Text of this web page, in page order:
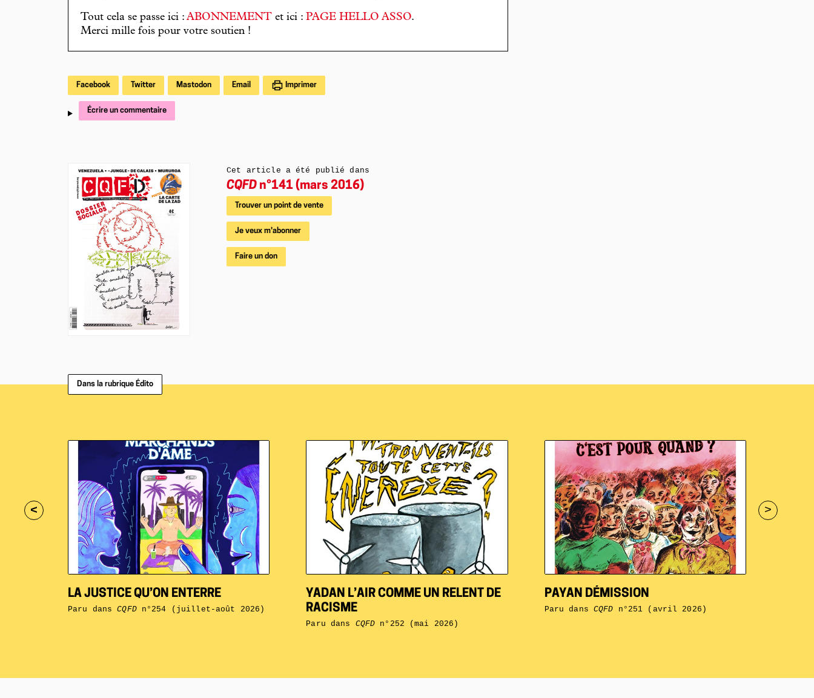
Tout cela se passe ici : ABONNEMENT et ici : PAGE HELLO ASSO.
Merci mille fois pour votre soutien !
Facebook Twitter Mastodon Email Imprimer
Écrire un commentaire
Cet article a été publié dans
CQFD n°141 (mars 2016)
Trouver un point de vente
Je veux m'abonner
Faire un don
< >
Dans la rubrique Édito
LA JUSTICE QU’ON ENTERRE
Paru dansCQFDn°254 (juillet-août 2026)
YADAN L’AIR COMME UN RELENT DE
RACISME
Paru dans CQFD n°252 (mai 2026)
PAYAN DÉMISSION
Paru dans CQFD n°251 (avril 2026)